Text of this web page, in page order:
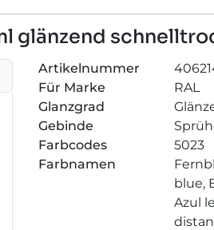
glänzend
Artikelnummer
Für Marke
RAL
Glanzgrad
Gebinde
Farbcodes
5023
Farbnamen
blue,
Azul